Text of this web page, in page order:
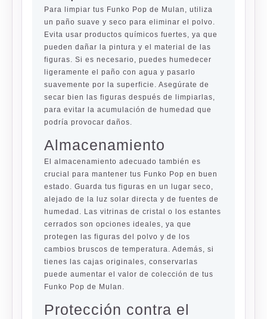
Para limpiar tus Funko Pop de Mulan, utiliza
un paño suave y seco para eliminar el polvo.
Evita usar productos químicos fuertes, ya que
pueden dañar la pintura y el material de las
figuras. Si es necesario, puedes humedecer
ligeramente el paño con agua y pasarlo
suavemente por la superficie. Asegúrate de
secar bien las figuras después de limpiarlas,
para evitar la acumulación de humedad que
podría provocar daños.
Almacenamiento
El almacenamiento adecuado también es
crucial para mantener tus Funko Pop en buen
estado. Guarda tus figuras en un lugar seco,
alejado de la luz solar directa y de fuentes de
humedad. Las vitrinas de cristal o los estantes
cerrados son opciones ideales, ya que
protegen las figuras del polvo y de los
cambios bruscos de temperatura. Además, si
tienes las cajas originales, conservarlas
puede aumentar el valor de colección de tus
Funko Pop de Mulan.
Protección contra el